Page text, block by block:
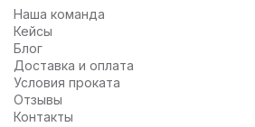
Наша команда
Кейсы
Блог
Доставка и оплата
Условия проката
Отзывы
Контакты